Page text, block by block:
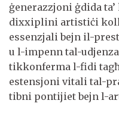
ġenerazzjoni ġdida
dixxiplini artistiċi
essenzjali bejn il-
u l-impenn tal-
tikkonferma l-fidi
estensjoni vitali tal-
tibni pontijiet bejn l-